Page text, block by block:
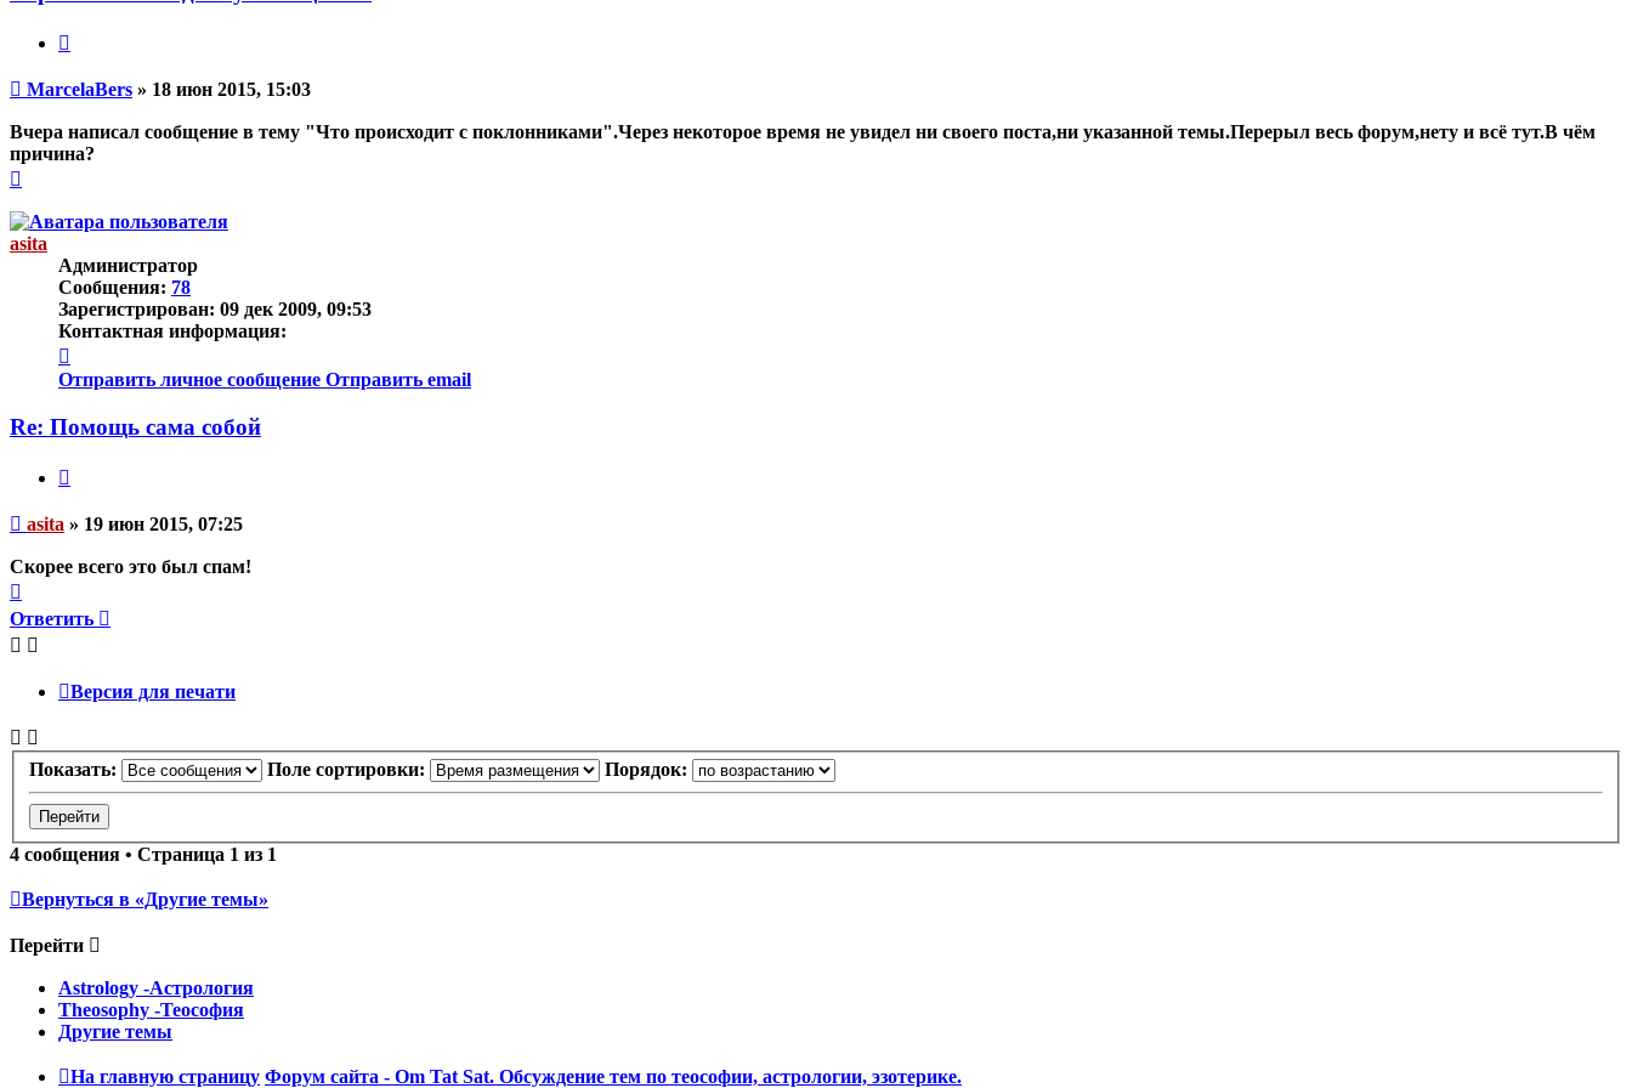
Непрочитанное
MarcelaBers » 18 июн 2015, 15:03
Вчера написал сообщение в тему "Что происходит с поклонниками".Через некоторое время не увидел ни своего поста,ни указанной темы.Перерыл весь форум,нету и всё тут.В чём
причина?
началу
asita
Администратор
Сообщения: 78
Зарегистрирован: 09 дек 2009, 09:53
Контактная информация:
информация
пользователя
Отправить личное сообщение Отправить email
Re: Помощь сама собой
Непрочитанное
asita » 19 июн 2015, 07:25
Скорее всего это был спам!
к
началу
Ответить
Версия для печати
Показать: Поле сортировки: Порядок:
4 сообщения • Страница 1 из 1
Вернуться в «Другие темы»
Перейти
Astrology -Астрология
Theosophy -Теософия
Другие темы
На главную страницу Форум сайта - Om Tat Sat. Обсуждение тем по теософии, астрологии, эзотерике.